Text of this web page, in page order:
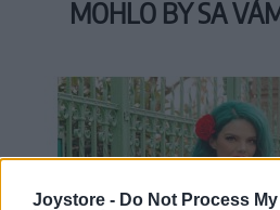
Joystore - Do Not Process
MOHLO BY SA